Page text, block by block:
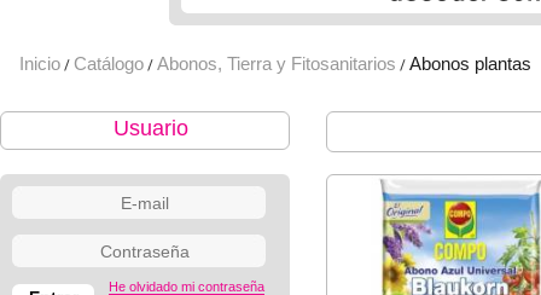
Inicio / Catálogo / Abonos, Tierra y Fitosanitarios / Abonos plantas
Usuario
He olvidado mi contraseña